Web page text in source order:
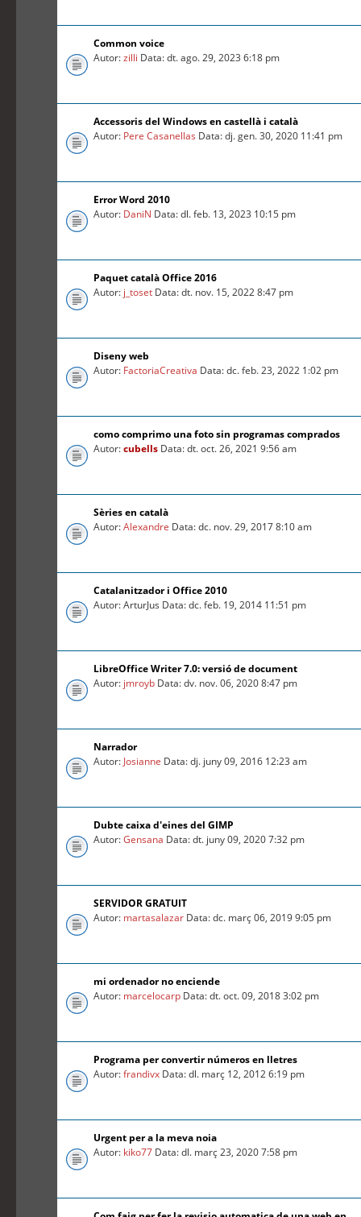
Common voice
Autor:zilli Data: dt. ago. 29, 2023 6:18 pm
Accessoris del Windows en castellà i català
Autor: Pere Casanellas Data: dj. gen. 30, 2020 11:41 pm
Error Word 2010
Autor: DaniN Data: dl. feb. 13, 2023 10:15 pm
Paquet català Office 2016
Autor: j_toset Data: dt. nov. 15, 2022 8:47 pm
Diseny web
Autor: FactoriaCreativa Data: dc. feb. 23, 2022 1:02 pm
como comprimo una foto sin programas comprados
Autor:cubells Data: dt. oct. 26, 2021 9:56 am
Sèries en català
Autor:Alexandre Data: dc. nov. 29, 2017 8:10 am
Catalanitzador i Office 2010
Autor: ArturJus Data: dc. feb. 19, 2014 11:51 pm
LibreOffice Writer 7.0: versió de document
Autor: jmroyb Data: dv. nov. 06, 2020 8:47 pm
Narrador
Autor: Josianne Data: dj. juny 09, 2016 12:23 am
Dubte caixa d'eines del GIMP
Autor:Gensana Data: dt. juny 09, 2020 7:32 pm
SERVIDOR GRATUIT
Autor: martasalazar Data: dc. març 06, 2019 9:05 pm
mi ordenador no enciende
Autor: marcelocarp Data: dt. oct. 09, 2018 3:02 pm
Programa per convertir números en lletres
Autor:frandivx Data: dl. març 12, 2012 6:19 pm
Urgent per a la meva noia
Autor: kiko77 Data: dl. març 23, 2020 7:58 pm